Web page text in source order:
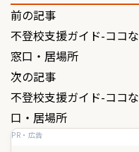
投
稿
ナ
ビ
ゲ
前の記事
不登校支援ガイド-ココ
窓口・居場所
次の記事
不登校支援ガイド-ココ
口・居場所
PR・広告